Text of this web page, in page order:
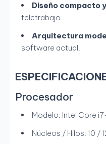
Diseño compacto
teletrabajo.
Arquitectura
software actual.
Procesador
Modelo: Intel Core
Núcleos / Hilos: 10 /